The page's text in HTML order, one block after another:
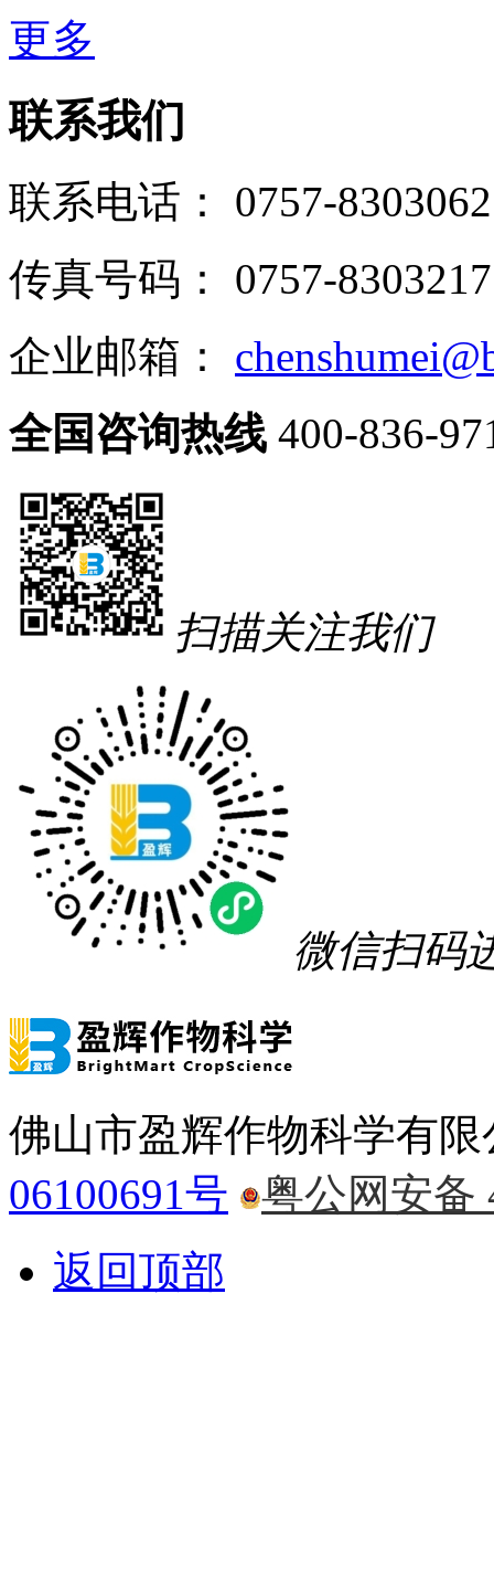
更多
联系我们
联系电话： 0757-
传真号码： 0757-
企业邮箱：
全国咨询热线 400-836-
扫描关注我们
微信扫码
佛山市盈辉作物科学有
06100691号
粤公网安备
返回顶部